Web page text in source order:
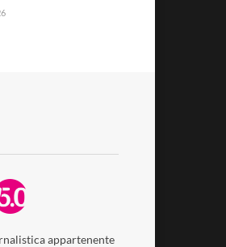
appartenente